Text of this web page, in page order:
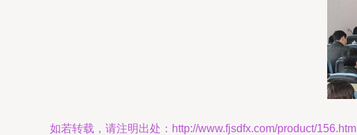
如若转载，请注明出处：http://www.fjsdfx.com/product/156.html